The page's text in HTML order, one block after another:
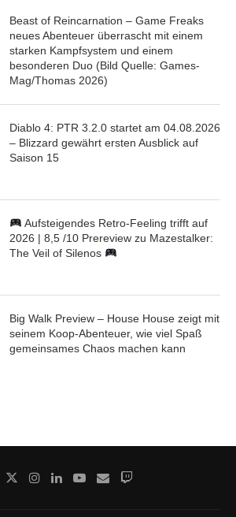
Beast of Reincarnation – Game Freaks
neues Abenteuer überrascht mit einem
starken Kampfsystem und einem
besonderen Duo (Bild Quelle: Games-
Mag/Thomas 2026)
Diablo 4: PTR 3.2.0 startet am 04.08.2026
– Blizzard gewährt ersten Ausblick auf
Saison 15
Aufsteigendes Retro-Feeling trifft auf
2026 | 8,5 /10 Prereview zu Mazestalker:
The Veil of Silenos
Big Walk Preview – House House zeigt mit
seinem Koop-Abenteuer, wie viel Spaß
gemeinsames Chaos machen kann